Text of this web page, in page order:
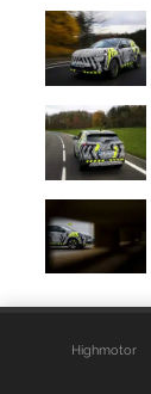
Highmotor